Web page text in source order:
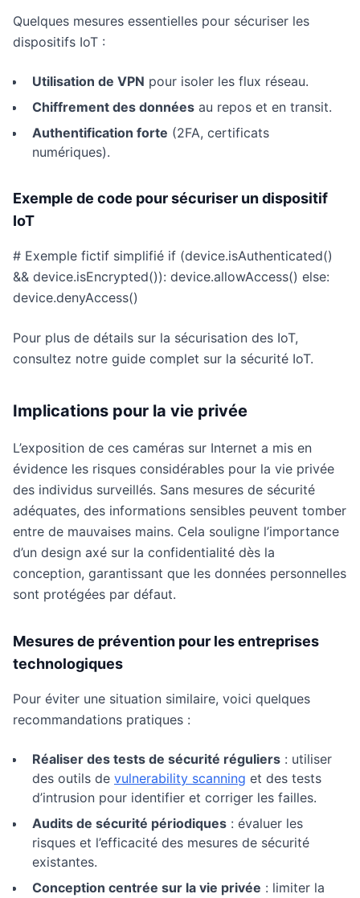
Quelques mesures essentielles pour sécuriser les
dispositifs IoT :
Utilisation de VPN pour isoler les flux réseau.
Chiffrement des données au repos et en transit.
Authentification forte (2FA, certificats
numériques).
Exemple de code pour sécuriser un dispositif
IoT
# Exemple fictif simplifié if (device.isAuthenticated()
&& device.isEncrypted()): device.allowAccess() else:
device.denyAccess()
Pour plus de détails sur la sécurisation des IoT,
consultez notre guide complet sur la sécurité IoT.
Implications pour la vie privée
L’exposition de ces caméras sur Internet a mis en
évidence les risques considérables pour la vie privée
des individus surveillés. Sans mesures de sécurité
adéquates, des informations sensibles peuvent tomber
entre de mauvaises mains. Cela souligne l’importance
d’un design axé sur la confidentialité dès la
conception, garantissant que les données personnelles
sont protégées par défaut.
Mesures de prévention pour les entreprises
technologiques
Pour éviter une situation similaire, voici quelques
recommandations pratiques :
Réaliser des tests de sécurité réguliers : utiliser
des outils de vulnerability scanning et des tests
d’intrusion pour identifier et corriger les failles.
Audits de sécurité périodiques : évaluer les
risques et l’efficacité des mesures de sécurité
existantes.
Conception centrée sur la vie privée : limiter la